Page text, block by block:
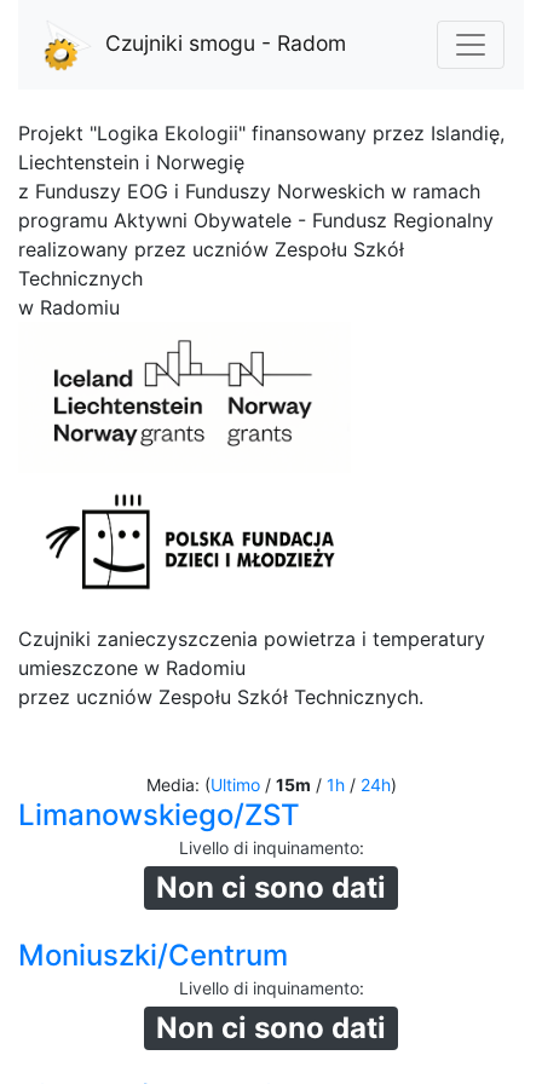
Czujniki smogu - Radom
Projekt "Logika Ekologii" finansowany przez Islandię,
Liechtenstein i Norwegię
z Funduszy EOG i Funduszy Norweskich w ramach
programu Aktywni Obywatele - Fundusz Regionalny
realizowany przez uczniów Zespołu Szkół
Technicznych
w Radomiu
Czujniki zanieczyszczenia powietrza i temperatury
umieszczone w Radomiu
przez uczniów Zespołu Szkół Technicznych.
Media: (Ultimo/ 15m / 1h/ 24h)
Limanowskiego/ZST
Livello di inquinamento:
Non ci sono dati
Moniuszki/Centrum
Livello di inquinamento:
Non ci sono dati